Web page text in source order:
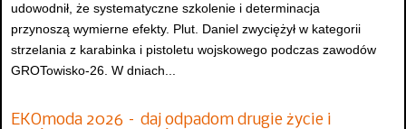
udowodnił, że systematyczne szkolenie i determinacja
przynoszą wymierne efekty. Plut. Daniel zwyciężył w kategorii
strzelania z karabinka i pistoletu wojskowego podczas zawodów
GROTowisko-26. W dniach...
EKOmoda 2026 – daj odpadom drugie życie i